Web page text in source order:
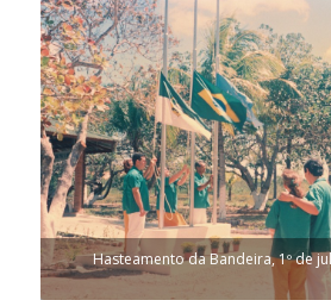
Hasteamento da Bandeira, 1º de